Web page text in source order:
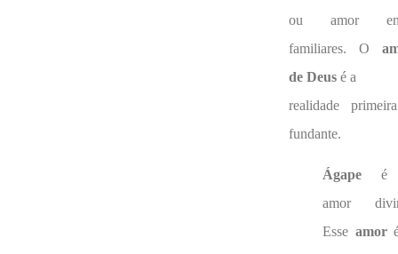
ou amor
familiares. O
de Deus é a
realidade
fundante.
Ágape é
amor
Esse amor